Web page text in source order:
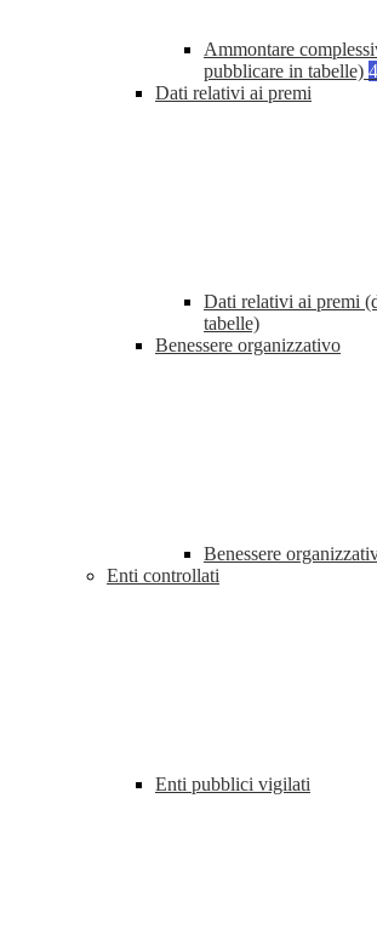
Ammontare
pubblicare in tabelle) 4
Dati relativi ai premi
Dati relativi ai premi
tabelle)
Benessere organizzativo
Benessere
Enti controllati
Enti pubblici vigilati